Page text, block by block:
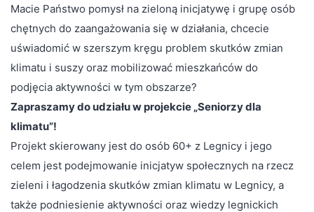
Macie Państwo pomysł na zieloną inicjatywę i grupę osób
chętnych do zaangażowania się w działania, chcecie
uświadomić w szerszym kręgu problem skutków zmian
klimatu i suszy oraz mobilizować mieszkańców do
podjęcia aktywności w tym obszarze?
Zapraszamy do udziału w projekcie „Seniorzy dla
klimatu”!
Projekt skierowany jest do osób 60+ z Legnicy i jego
celem jest podejmowanie inicjatyw społecznych na rzecz
zieleni i łagodzenia skutków zmian klimatu w Legnicy, a
także podniesienie aktywności oraz wiedzy legnickich